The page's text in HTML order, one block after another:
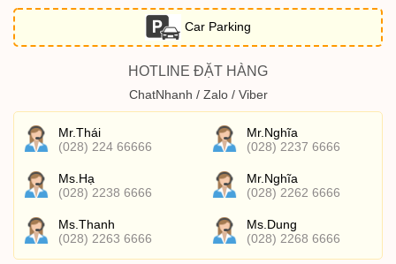
Car Parking
HOTLINE ĐẶT HÀNG
ChatNhanh / Zalo / Viber
Mr.Thái
(028) 224 66666
Mr.Nghĩa
(028) 2237 6666
Ms.Hạ
(028) 2238 6666
Mr.Nghĩa
(028) 2262 6666
Ms.Thanh
(028) 2263 6666
Ms.Dung
(028) 2268 6666